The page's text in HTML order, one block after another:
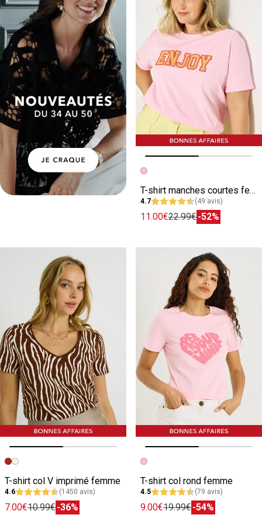
Image précédente
Image suivante
T-shirt manches courtes femme
4.7 (49 avis)
11.00€22.99€-52%
Image précédente
Image suivante
T-shirt col V imprimé femme
4.6 (1450 avis)
7.00€10.99€-36%
Image précédente
Image suivante
T-shirt col rond femme
4.5 (79 avis)
9.00€19.99€-54%